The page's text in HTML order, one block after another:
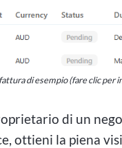
di esempio (fare clic per
di un
ottieni la piena